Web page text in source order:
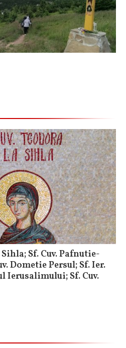
Sf. Cuv. Pafnutie-
Dometie Persul; Sf. Ier.
Ierusalimului; Sf. Cuv.